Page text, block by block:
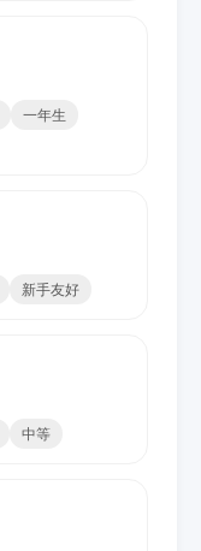
一年生
新手友好
中等